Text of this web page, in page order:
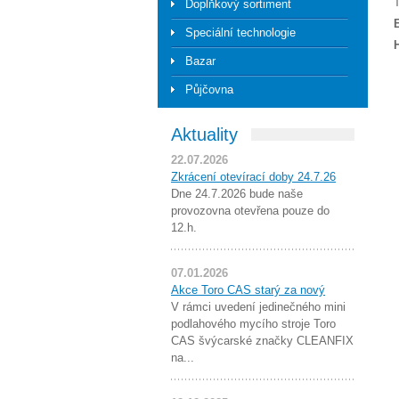
Doplňkový sortiment
Speciální technologie
Bazar
Půjčovna
Aktuality
22.07.2026
Zkrácení otevírací doby 24.7.26
Dne 24.7.2026 bude naše
provozovna otevřena pouze do
12.h.
07.01.2026
Akce Toro CAS starý za nový
V rámci uvedení jedinečného mini
podlahového mycího stroje Toro
CAS švýcarské značky CLEANFIX
na...